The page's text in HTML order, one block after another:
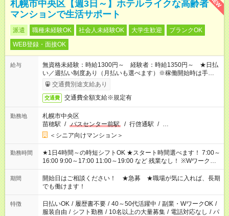
札幌市中央区【週3日～】ホテルライクな高齢者
マンションで生活サポート
派遣 職種未経験OK 社会人未経験OK 大学生歓迎
ブランクOK
WEB登録・面接OK
給与
無資格未経験：時給1300円～ 経験者：時給1350円～ ★日払
い／週払い制度あり（月払いも選べます）※稼働開始時は手続き
完了次第のお支払いとなります。
交通費別途支給あり
交通費 交通費全額支給※規定有
勤務地
札幌市中央区
苗穂駅 / バスセンター前駅 / 行啓通駅 / …
＜シニア向けマンション＞
勤務時間
★1日4時間～の時短シフトOK ★スタート時間選べます！ 7:00～
16:00 9:00～17:00 11:00～19:00 など 残業なし！ ※Wワークの
場合、他のお仕事と合わせ週40時間超の就業はご案内できませ
ん ※法令に基づき、週20時間以上勤務は社会保険への加入対象
となります ※労働者派遣法（日雇い派遣の原則禁止）により、
短時間・短期間の就業はご案内が難しい場合があります
期間
開始日はご相談ください！ ★急募 ★職場が気に入れば、長期
でも働けます！
特徴 日払いOK / 履歴書不要 / 40～50代活躍中 / 副業・WワークOK /
服装自由 / シフト勤務 / 10名以上の大量募集 / 電話対応なし / パ